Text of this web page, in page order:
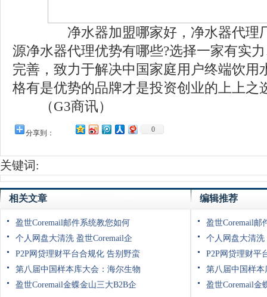
净水器加盟哪家好，净水器代理厂
源净水器代理优势有哪些?选择一家有实
完善，致力于解决中国家庭用户终端饮用
格有是优势的品牌才是投资创业的上上之
（G3商讯）
分享到： 0
关键词:
相关文章
盈世Coremail邮件系统教您如何
个人网盘大清洗 盈世Coremail企
P2P网贷理财平台合规化 告别野蛮
第八届中国样本库大会：海尔生物
盈世Coremail金蝶金山三大B2B企
编辑推荐
盈世Coremail邮
个人网盘大清洗
P2P网贷理财平
第八届中国样
盈世Coremail金